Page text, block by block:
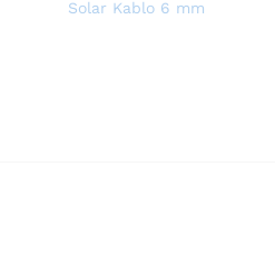
Solar Kablo 6 mm